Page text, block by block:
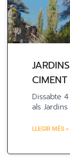
CIMENT
Dissabte
als
LLEGIR MÉS >